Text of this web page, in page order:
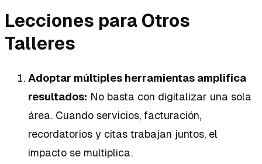
Lecciones para Otros
Talleres
Adoptar múltiples herramientas amplifica
resultados: No basta con digitalizar una sola
área. Cuando servicios, facturación,
recordatorios y citas trabajan juntos, el
impacto se multiplica.